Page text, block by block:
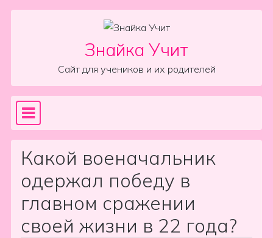
Знайка Учит
Сайт для учеников и их родителей
Main Navigation
Какой военачальник
одержал победу в
главном сражении
своей жизни в 22 года?